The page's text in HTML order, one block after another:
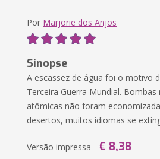
Por Marjorie dos Anjos
Sinopse
A escassez de água foi o motivo
Terceira Guerra Mundial. Bombas
atômicas não foram
desertos, muitos idiomas se
Versão impressa € 8,38